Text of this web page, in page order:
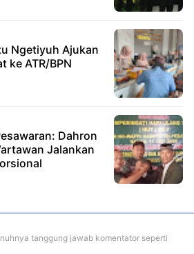
Ngetiyuh Ajukan
ke ATR/BPN
Dahron
Jalankan
tanggung jawab komentator seperti